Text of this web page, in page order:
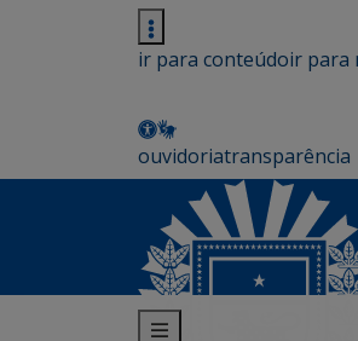
ir para conteúdoir para
ouvidoriatransparência